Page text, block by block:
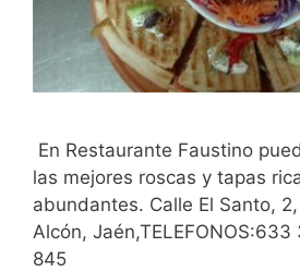
En Restaurante Faustino
las mejores roscas y tapas
abundantes. Calle El Santo,
Alcón,
845